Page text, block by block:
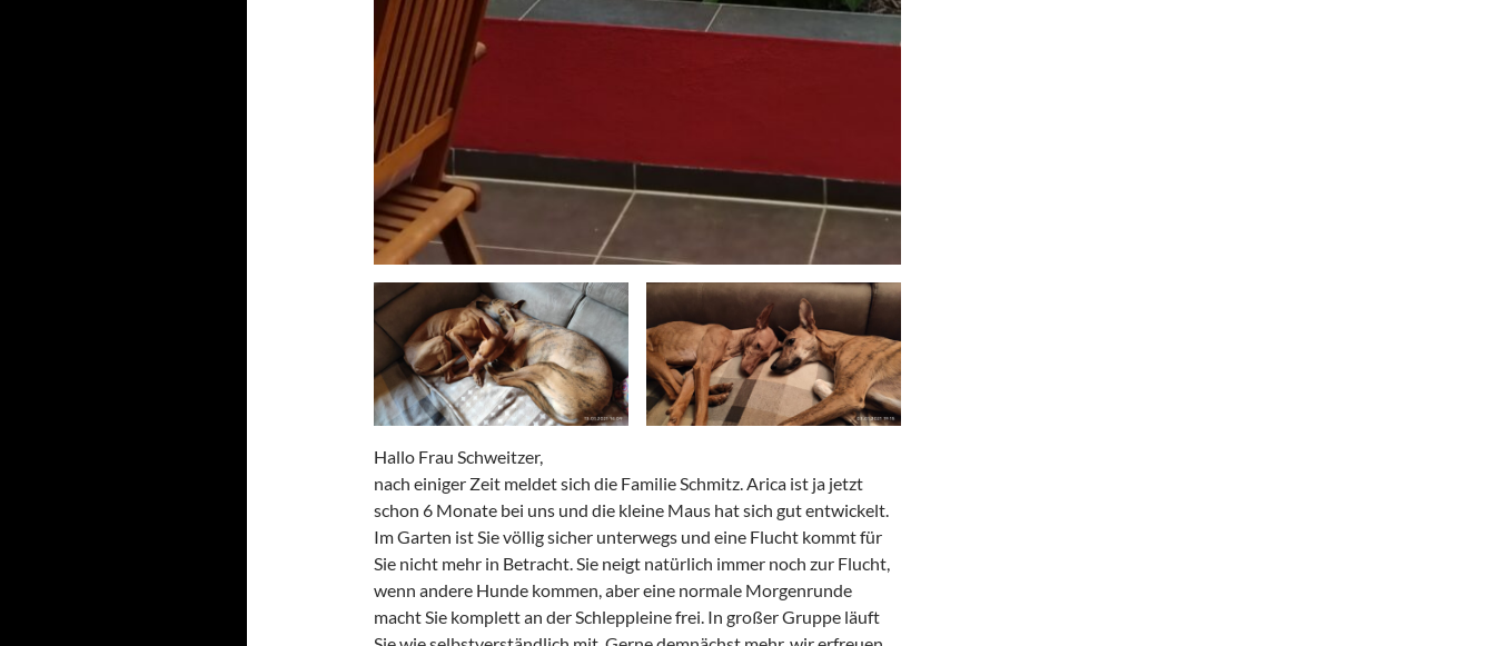
Hallo Frau Schweitzer,
nach einiger Zeit meldet sich die Familie Schmitz. Arica ist ja jetzt
schon 6 Monate bei uns und die kleine Maus hat sich gut entwickelt.
Im Garten ist Sie völlig sicher unterwegs und eine Flucht kommt für
Sie nicht mehr in Betracht. Sie neigt natürlich immer noch zur Flucht,
wenn andere Hunde kommen, aber eine normale Morgenrunde
macht Sie komplett an der Schleppleine frei. In großer Gruppe läuft